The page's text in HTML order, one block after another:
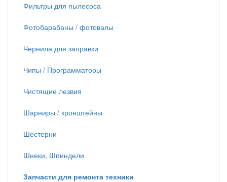
Фильтры для пылесоса
Фотобарабаны / фотовалы
Чернила для заправки
Чипы / Программаторы
Чистящие лезвия
Шарниры / кронштейны
Шестерни
Шнеки, Шпиндели
Запчасти для ремонта техники